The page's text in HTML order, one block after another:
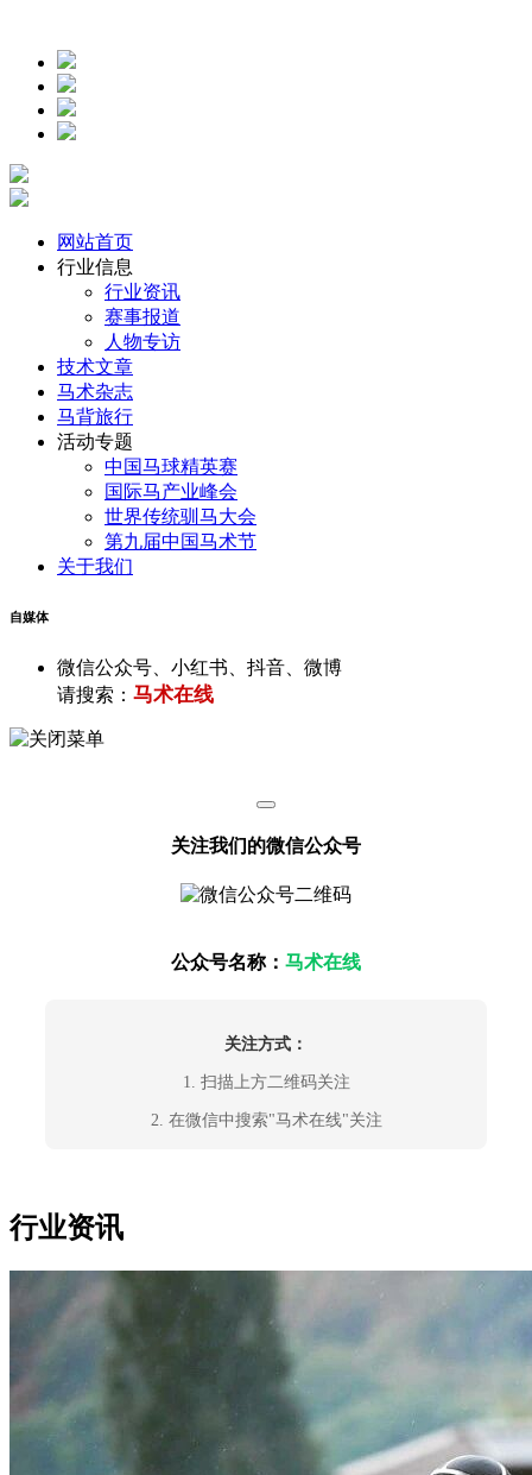
网站首页
行业信息
行业资讯
赛事报道
人物专访
技术文章
马术杂志
马背旅行
活动专题
中国马球精英赛
国际马产业峰会
世界传统驯马大会
第九届中国马术节
关于我们
自媒体
微信公众号、小红书、抖音、微博
请搜索： 马术在线
关注我们的微信公众号
公众号名称： 马术在线
关注方式：
1. 扫描上方二维码关注
2. 在微信中搜索"马术在线"关注
行业资讯